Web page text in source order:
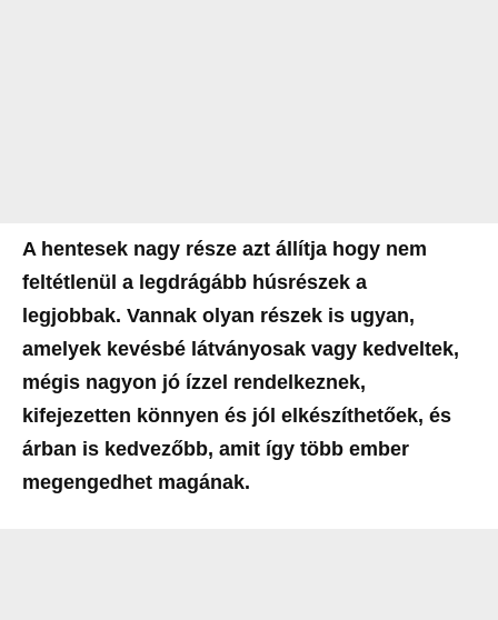
A hentesek nagy része azt állítja hogy nem
feltétlenül a legdrágább húsrészek a
legjobbak. Vannak olyan részek is ugyan,
amelyek kevésbé látványosak vagy kedveltek,
mégis nagyon jó ízzel rendelkeznek,
kifejezetten könnyen és jól elkészíthetőek, és
árban is kedvezőbb, amit így több ember
megengedhet magának.